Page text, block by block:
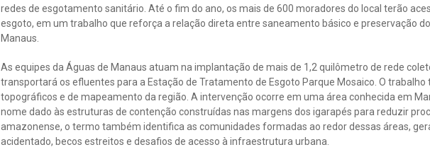
redes de esgotamento sanitário. Até o fim do ano, os mais de 600 moradores do local terão
esgoto, em um trabalho que reforça a relação direta entre saneamento básico e preservação
Manaus.
As equipes da Águas de Manaus atuam na implantação de mais de 1,2 quilômetro de rede
transportará os efluentes para a Estação de Tratamento de Esgoto Parque Mosaico. O trabalho
topográficos e de mapeamento da região. A intervenção ocorre em uma área conhecida em
nome dado às estruturas de contenção construídas nas margens dos igarapés para reduzir
amazonense, o termo também identifica as comunidades formadas ao redor dessas áreas,
acidentado, becos estreitos e desafios de acesso à infraestrutura urbana.